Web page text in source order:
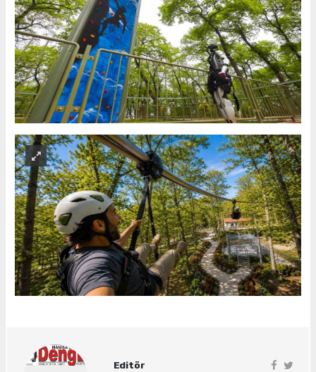
Editör